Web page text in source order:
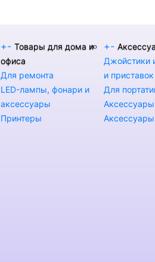
+- Товары для дома и
офиса
Для ремонта
LED-лампы, фонари и
аксессуары
Принтеры
+-
Джойстики
и приставок
Для